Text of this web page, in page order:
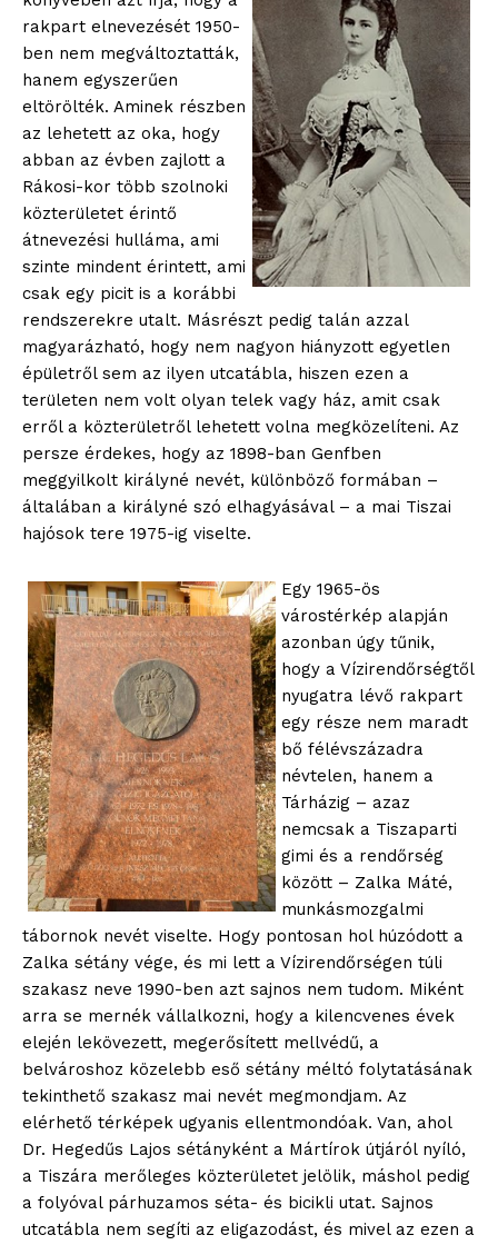
rakpart elnevezését 1950-
ben nem megváltoztatták,
hanem egyszerűen
eltörölték. Aminek részben
az lehetett az oka, hogy
abban az évben zajlott a
Rákosi-kor több szolnoki
közterületet érintő
átnevezési hulláma, ami
szinte mindent érintett, ami
csak egy picit is a korábbi
rendszerekre utalt. Másrészt pedig talán azzal
magyarázható, hogy nem nagyon hiányzott egyetlen
épületről sem az ilyen utcatábla, hiszen ezen a
területen nem volt olyan telek vagy ház, amit csak
erről a közterületről lehetett volna megközelíteni. Az
persze érdekes, hogy az 1898-ban Genfben
meggyilkolt királyné nevét, különböző formában –
általában a királyné szó elhagyásával – a mai Tiszai
hajósok tere 1975-ig viselte.
Egy 1965-ös
várostérkép alapján
azonban úgy tűnik,
hogy a Vízirendőrségtől
nyugatra lévő rakpart
egy része nem maradt
bő félévszázadra
névtelen, hanem a
Tárházig – azaz
nemcsak a Tiszaparti
gimi és a rendőrség
között – Zalka Máté,
munkásmozgalmi
tábornok nevét viselte. Hogy pontosan hol húzódott a
Zalka sétány vége, és mi lett a Vízirendőrségen túli
szakasz neve 1990-ben azt sajnos nem tudom. Miként
arra se mernék vállalkozni, hogy a kilencvenes évek
elején lekövezett, megerősített mellvédű, a
belvároshoz közelebb eső sétány méltó folytatásának
tekinthető szakasz mai nevét megmondjam. Az
elérhető térképek ugyanis ellentmondóak. Van, ahol
Dr. Hegedűs Lajos sétányként a Mártírok útjáról nyíló,
a Tiszára merőleges közterületet jelölik, máshol pedig
a folyóval párhuzamos séta- és bicikli utat. Sajnos
utcatábla nem segíti az eligazodást, és mivel az ezen a